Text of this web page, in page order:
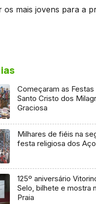
os mais jovens para a
Começaram as Festas
Santo Cristo dos
Graciosa
Milhares de fiéis na
festa religiosa dos
125º aniversário
Selo, bilhete e mostra
Praia